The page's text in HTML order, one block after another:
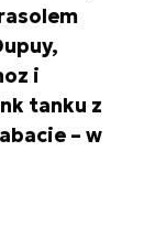
i
tanku z
– w